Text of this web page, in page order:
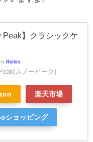
Peak】クラシックケ
Rinker
スノーピーク)
楽天市場
ショッピング